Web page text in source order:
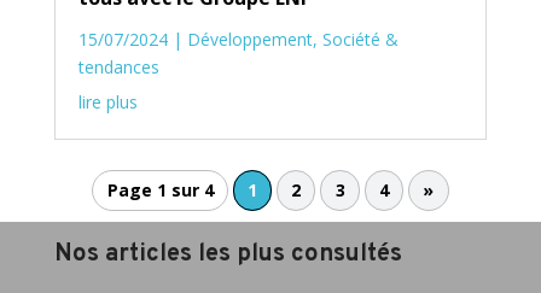
15/07/2024| Développement, Société &
tendances
lire plus
Page 1 sur 4 1 2 3 4 »
Nos articles les plus consultés